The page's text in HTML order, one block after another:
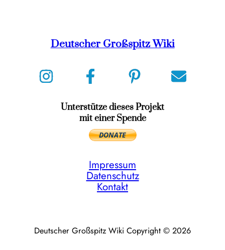
Deutscher Großspitz Wiki
Unterstütze dieses Projekt
mit einer Spende
Impressum
Datenschutz
Kontakt
Deutscher Großspitz Wiki Copyright © 2026